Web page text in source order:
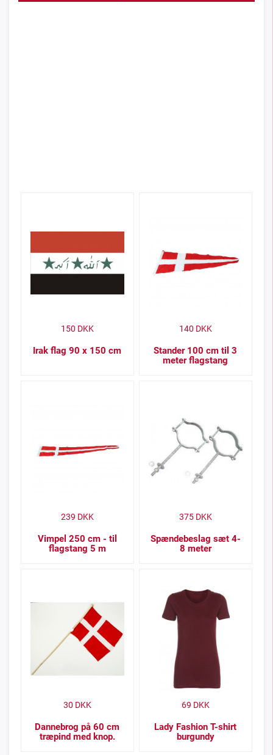
Irak flag 90 x 150 cm
150 DKK
Stander 100 cm til 3
meter flagstang
140 DKK
Vimpel 250 cm - til
flagstang 5 m
239 DKK
Spændebeslag sæt 4-
8 meter
375DKK
Dannebrog på 60 cm
træpind med knop.
30 DKK
Lady Fashion T-shirt
burgundy
69 DKK